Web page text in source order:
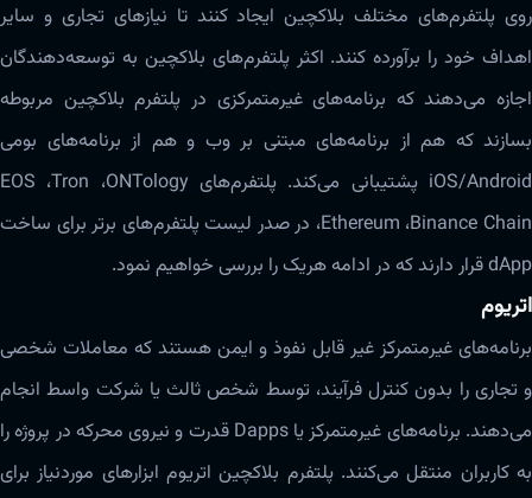
روی پلتفرم‌های مختلف بلاکچین ایجاد کنند تا نیازهای تجاری و سایر
اهداف خود را برآورده کنند. اکثر پلتفرم‌های بلاکچین به توسعه‌دهندگان
اجازه می‌دهند که برنامه‌های غیرمتمرکزی در پلتفرم بلاکچین مربوطه
بسازند که هم از برنامه‌های مبتنی بر وب و هم از برنامه‌های بومی
iOS/Android پشتیبانی می‌کند. پلتفرم‌های EOS ،Tron ،ONTology
،Ethereum ،Binance Chain در صدر لیست پلتفرم‌های برتر برای ساخت
dApp قرار دارند که در ادامه هریک را بررسی خواهیم نمود.
اتریوم
برنامه‌های غیرمتمرکز غیر قابل نفوذ و ایمن هستند که معاملات شخصی
و تجاری را بدون کنترل فرآیند، توسط شخص ثالث یا شرکت واسط انجام
می‌دهند. برنامه‌های غیرمتمرکز یا Dapps قدرت و نیروی محرکه در پروژه را
به کاربران منتقل‌ می‌کنند. پلتفرم بلاکچین اتریوم ابزارهای موردنیاز برای